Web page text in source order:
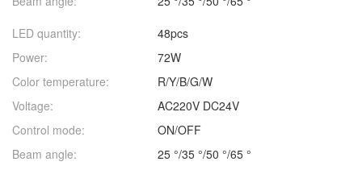
LED quantity:
48pcs
Power:
72W
Color temperature:
R/Y/B/G/W
Voltage:
AC220V DC24V
Control mode:
ON/OFF
Beam angle:
25 °/35 °/50 °/65 °